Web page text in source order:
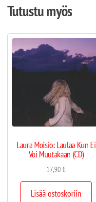
Tutustu myös
Laura Moisio: Laulaa Kun Ei
Voi Muutakaan (CD)
17,90€
Lisää ostoskoriin